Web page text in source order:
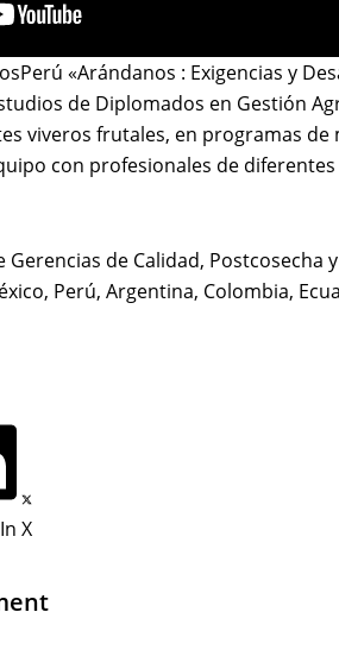
«Arándanos : Exigencias y
de Diplomados en Gestión
viveros frutales, en programas
con profesionales de
Gerencias de Calidad,
Perú, Argentina, Colombia,
X